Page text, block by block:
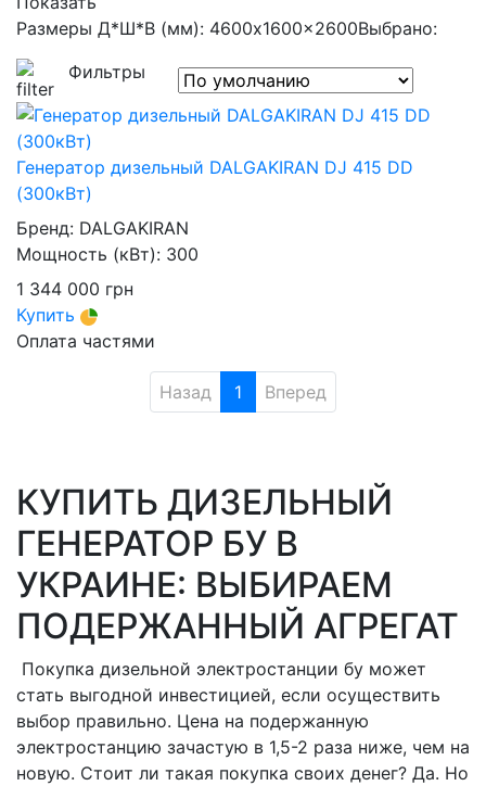
Размеры Д*Ш*В (мм): 4600x1600x2600Выбрано:
Фильтры
Генератор дизельный DALGAKIRAN DJ 415 DD
(300кВт)
Бренд: DALGAKIRAN
Мощность (кВт): 300
1 344 000 грн
Купить
Оплата частями
Назад 1 Вперед
КУПИТЬ ДИЗЕЛЬНЫЙ
ГЕНЕРАТОР БУ В
УКРАИНЕ: ВЫБИРАЕМ
ПОДЕРЖАННЫЙ АГРЕГАТ
Покупка дизельной электростанции бу может
стать выгодной инвестицией, если осуществить
выбор правильно. Цена на подержанную
электростанцию зачастую в 1,5-2 раза ниже, чем на
новую. Стоит ли такая покупка своих денег? Да. Но